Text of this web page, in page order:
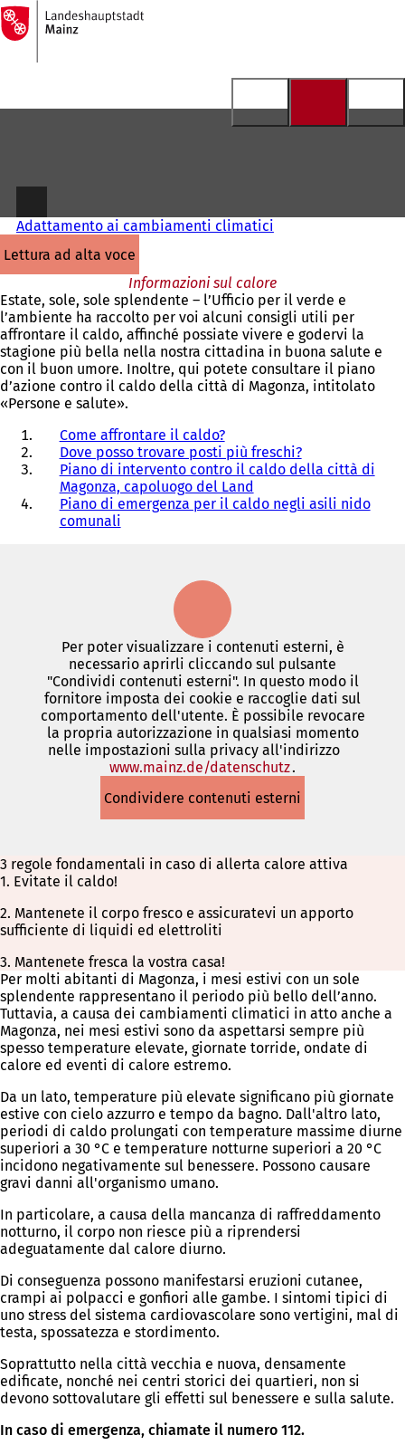
Vai al contenuto
Alla
pagina
iniziale
Adattamento ai cambiamenti climatici
lettura ad alta voce
Informazioni sul calore
Estate, sole, sole splendente – l’Ufficio per il verde e
l’ambiente ha raccolto per voi alcuni consigli utili per
affrontare il caldo, affinché possiate vivere e godervi la
stagione più bella nella nostra cittadina in buona salute e
con il buon umore. Inoltre, qui potete consultare il piano
d’azione contro il caldo della città di Magonza, intitolato
«Persone e salute».
Come affrontare il caldo?
Dove posso trovare posti più freschi?
Piano di intervento contro il caldo della città di
Magonza, capoluogo del Land
Piano di emergenza per il caldo negli asili nido
comunali
Per poter visualizzare i contenuti esterni, è
necessario aprirli cliccando sul pulsante
"Condividi contenuti esterni". In questo modo il
fornitore imposta dei cookie e raccoglie dati sul
comportamento dell'utente. È possibile revocare
la propria autorizzazione in qualsiasi momento
nelle impostazioni sulla privacy all'indirizzo
www.mainz.de/datenschutz(Si
in
una
scheda)
.
Condividere contenuti esterni
3 regole fondamentali in caso di allerta calore attiva
1. Evitate il caldo!
2. Mantenete il corpo fresco e assicuratevi un apporto
sufficiente di liquidi ed elettroliti
3. Mantenete fresca la vostra casa!
Per molti abitanti di Magonza, i mesi estivi con un sole
splendente rappresentano il periodo più bello dell’anno.
Tuttavia, a causa dei cambiamenti climatici in atto anche a
Magonza, nei mesi estivi sono da aspettarsi sempre più
spesso temperature elevate, giornate torride, ondate di
calore ed eventi di calore estremo.
Da un lato, temperature più elevate significano più giornate
estive con cielo azzurro e tempo da bagno. Dall'altro lato,
periodi di caldo prolungati con temperature massime diurne
superiori a 30 °C e temperature notturne superiori a 20 °C
incidono negativamente sul benessere. Possono causare
gravi danni all'organismo umano.
In particolare, a causa della mancanza di raffreddamento
notturno, il corpo non riesce più a riprendersi
adeguatamente dal calore diurno.
Di conseguenza possono manifestarsi eruzioni cutanee,
crampi ai polpacci e gonfiori alle gambe. I sintomi tipici di
uno stress del sistema cardiovascolare sono vertigini, mal di
testa, spossatezza e stordimento.
Soprattutto nella città vecchia e nuova, densamente
edificate, nonché nei centri storici dei quartieri, non si
devono sottovalutare gli effetti sul benessere e sulla salute.
In caso di emergenza, chiamate il numero 112.